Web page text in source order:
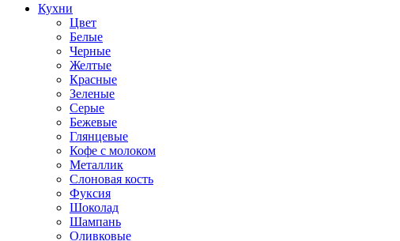
Кухни
Цвет
Белые
Черные
Желтые
Красные
Зеленые
Серые
Бежевые
Глянцевые
Кофе с молоком
Металлик
Слоновая кость
Фуксия
Шоколад
Шампань
Оливковые